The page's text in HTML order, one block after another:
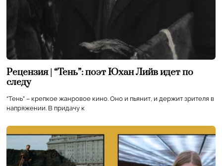
Рецензия | “Тень”: поэт Юхан Лийв идет по
следу
“Тень” – крепкое жанровое кино. Оно и пьянит, и держит зрителя в
напряжении. В придачу к